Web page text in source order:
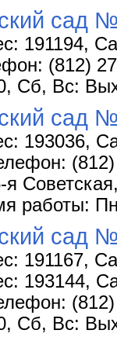
сад
191194,
(812)
Сб, Вс:
сад
193036,
(812)
я
работы:
сад
191167,
193144,
Сб, Вс: